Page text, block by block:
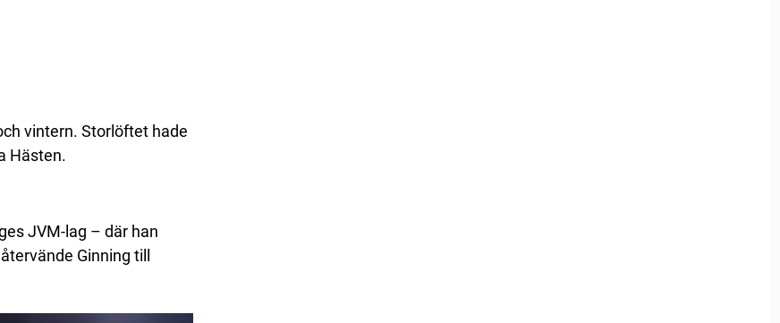
vintern. Storlöftet hade
Hästen.
JVM-lag – där han
Ginning till